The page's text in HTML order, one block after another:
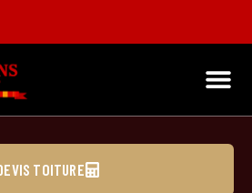
Colombes
TOITURE